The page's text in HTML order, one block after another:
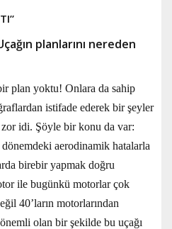
planlarını nereden
plan yoktu! Onlara da sahip
istifade ederek bir şeyler
zor idi. Şöyle bir konu da var:
dönemdeki aerodinamik hatalarla
birebir yapmak doğru
ile bugünkü motorlar çok
40’ların motorlarından
olan bir şekilde bu uçağı